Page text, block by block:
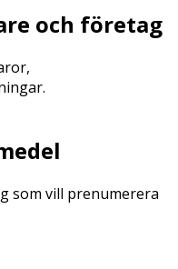
och företag
som vill prenumerera